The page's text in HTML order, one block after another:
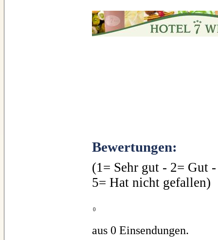
Bewertungen:
(1= Sehr gut - 2= Gut
5= Hat nicht gefallen)
0
aus 0 Einsendungen.